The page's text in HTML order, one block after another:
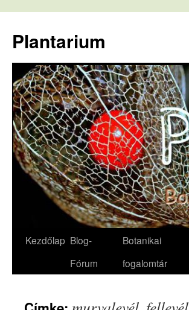
tartalomba
Plantarium
Kezdőlap Blog-
Fórum
Botanikai
fogalomtár